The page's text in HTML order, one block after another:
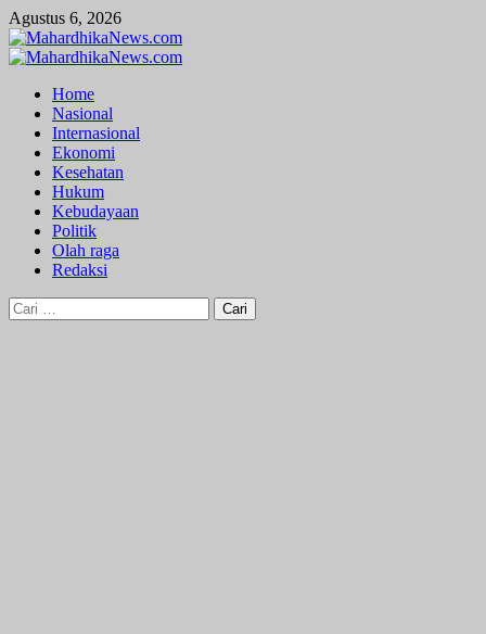
Skip
to
content
Agustus 6, 2026
Primary
Home
Nasional
Internasional
Ekonomi
Kesehatan
Hukum
Kebudayaan
Politik
Olah raga
Redaksi
Cari
untuk: